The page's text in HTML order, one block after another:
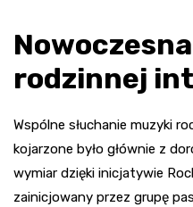
rodzinnej
Wspólne słuchanie muzyki
kojarzone było głównie z
wymiar dzięki inicjatywie
zainicjowany przez grupę